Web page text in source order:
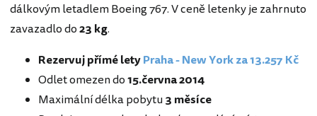
dálkovým letadlem Boeing 767. V ceně letenky je zahrnuto
zavazadlo do23 kg.
Rezervuj přímé letyPraha - New York za 13.257 Kč
Odlet omezen do15.června 2014
Maximální délka pobytu3 měsíce